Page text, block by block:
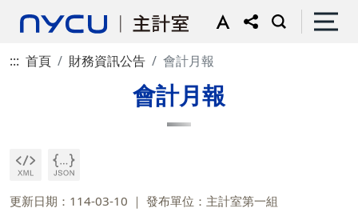
::: 首頁 財務資訊公告 會計月報
會計月報
更新日期：114-03-10 發布單位：主計室第一組